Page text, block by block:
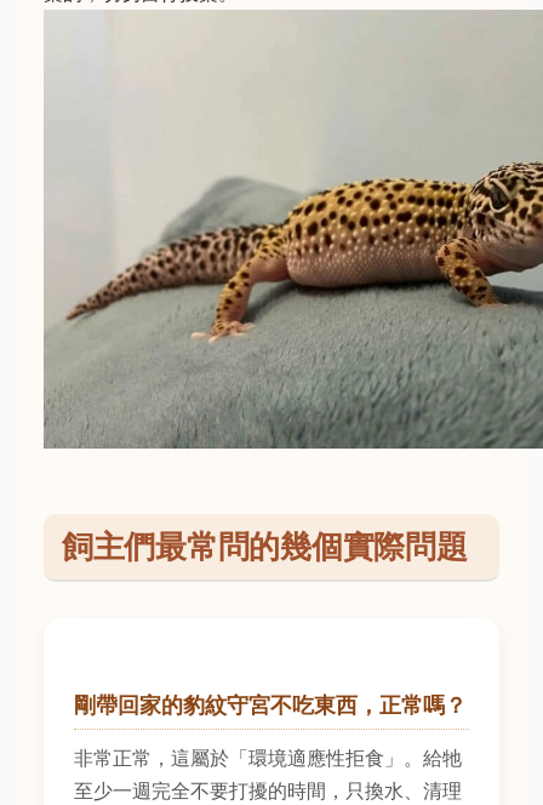
飼主們最常問的幾個實際問題
剛帶回家的豹紋守宮不吃東西，正常嗎？
非常正常，這屬於「環境適應性拒食」。給牠
至少一週完全不要打擾的時間，只換水、清理